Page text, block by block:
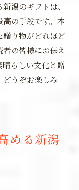
潟のギフトは、
の手段です。本
り物がどれほど
の皆様にお伝え
晴らしい文化と贈
どうぞお楽しみ
める新潟